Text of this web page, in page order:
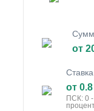
от
Ставка
от
ПСК: 0 -